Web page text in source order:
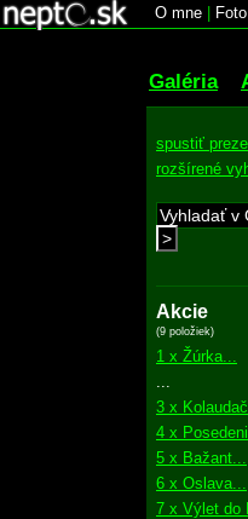
O mne Foto
Galéria
spustiť
rozšírené
>
Akcie
(9 položiek)
1 x Žúrka...
3 x
4 x
5 x Bažant...
6 x Oslava...
7 x Výlet do